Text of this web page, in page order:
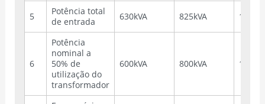
5
Potência total
de entrada
630kVA 825kVA
6
Potência
nominal a
50% de
utilização do
transformador
600kVA 800kVA